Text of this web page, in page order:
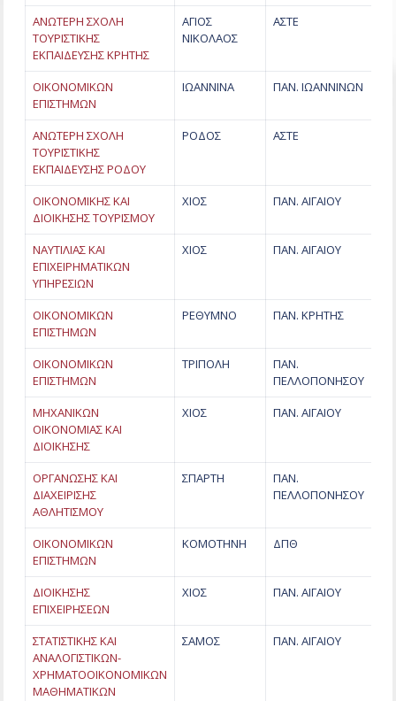
ΑΝΩΤΕΡΗ ΣΧΟΛΗ
ΤΟΥΡΙΣΤΙΚΗΣ
ΕΚΠΑΙΔΕΥΣΗΣ ΚΡΗΤΗΣ
ΑΓΙΟΣ
ΝΙΚΟΛΑΟΣ
ΑΣΤΕ
ΟΙΚΟΝΟΜΙΚΩΝ
ΕΠΙΣΤΗΜΩΝ
ΙΩΑΝΝΙΝΑ ΠΑΝ. ΙΩΑΝΝΙΝΩΝ
ΑΝΩΤΕΡΗ ΣΧΟΛΗ
ΤΟΥΡΙΣΤΙΚΗΣ
ΕΚΠΑΙΔΕΥΣΗΣ ΡΟΔΟΥ
ΡΟΔΟΣ ΑΣΤΕ
ΟΙΚΟΝΟΜΙΚΗΣ ΚΑΙ
ΔΙΟΙΚΗΣΗΣ ΤΟΥΡΙΣΜΟΥ
ΧΙΟΣ ΠΑΝ. ΑΙΓΑΙΟΥ
ΝΑΥΤΙΛΙΑΣ ΚΑΙ
ΕΠΙΧΕΙΡΗΜΑΤΙΚΩΝ
ΥΠΗΡΕΣΙΩΝ
ΧΙΟΣ ΠΑΝ. ΑΙΓΑΙΟΥ
ΟΙΚΟΝΟΜΙΚΩΝ
ΕΠΙΣΤΗΜΩΝ
ΡΕΘΥΜΝΟ ΠΑΝ. ΚΡΗΤΗΣ
ΟΙΚΟΝΟΜΙΚΩΝ
ΕΠΙΣΤΗΜΩΝ
ΤΡΙΠΟΛΗ
ΠΑΝ.
ΠΕΛΛΟΠΟΝΗΣΟΥ
ΜΗΧΑΝΙΚΩΝ
ΟΙΚΟΝΟΜΙΑΣ ΚΑΙ
ΔΙΟΙΚΗΣΗΣ
ΧΙΟΣ ΠΑΝ. ΑΙΓΑΙΟΥ
ΟΡΓΑΝΩΣΗΣ ΚΑΙ
ΔΙΑΧΕΙΡΙΣΗΣ
ΑΘΛΗΤΙΣΜΟΥ
ΣΠΑΡΤΗ
ΠΑΝ.
ΠΕΛΛΟΠΟΝΗΣΟΥ
ΟΙΚΟΝΟΜΙΚΩΝ
ΕΠΙΣΤΗΜΩΝ
ΚΟΜΟΤΗΝΗ ΔΠΘ
ΔΙΟΙΚΗΣΗΣ
ΕΠΙΧΕΙΡΗΣΕΩΝ
ΧΙΟΣ ΠΑΝ. ΑΙΓΑΙΟΥ
ΣΤΑΤΙΣΤΙΚΗΣ ΚΑΙ
ΑΝΑΛΟΓΙΣΤΙΚΩΝ-
ΧΡΗΜΑΤΟΟΙΚΟΝΟΜΙΚΩΝ
ΜΑΘΗΜΑΤΙΚΩΝ
ΣΑΜΟΣ ΠΑΝ. ΑΙΓΑΙΟΥ